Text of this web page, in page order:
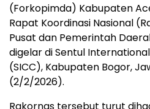
(Forkopimda) Kabupaten
Rapat Koordinasi Nasional
Pusat dan Pemerintah
digelar di Sentul
(SICC), Kabupaten Bogor,
(2/2/2026).
Rakornas tersebut turut